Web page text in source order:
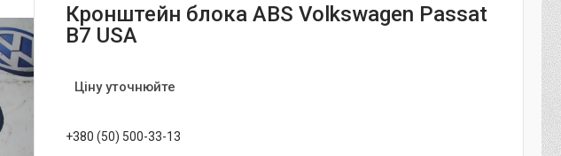
Кронштейн блока ABS Volkswagen Passat
B7 USA
Ціну уточнюйте
+380 (50) 500-33-13